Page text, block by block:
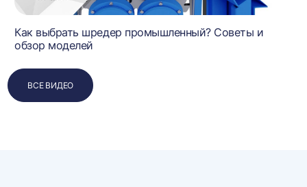
Как выбрать шредер промышленный? Советы и
обзор моделей
ВСЕ ВИДЕО